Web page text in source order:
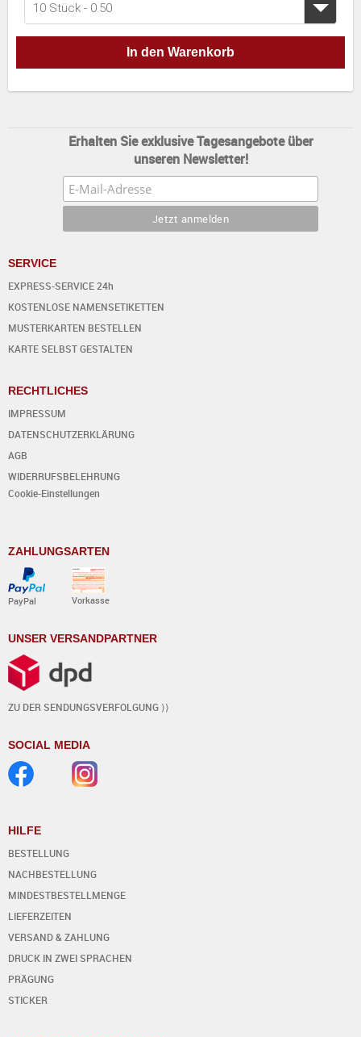
10 Stück - 0.50
In den Warenkorb
Erhalten Sie exklusive Tagesangebote über
unseren Newsletter!
SERVICE
EXPRESS-SERVICE 24h
KOSTENLOSE NAMENSETIKETTEN
MUSTERKARTEN BESTELLEN
KARTE SELBST GESTALTEN
RECHTLICHES
IMPRESSUM
DATENSCHUTZERKLÄRUNG
AGB
WIDERRUFSBELEHRUNG
Cookie-Einstellungen
ZAHLUNGSARTEN
PayPal Vorkasse
UNSER VERSANDPARTNER
ZU DER SENDUNGSVERFOLGUNG ⟩⟩
SOCIAL MEDIA
HILFE
BESTELLUNG
NACHBESTELLUNG
MINDESTBESTELLMENGE
LIEFERZEITEN
VERSAND & ZAHLUNG
DRUCK IN ZWEI SPRACHEN
PRÄGUNG
STICKER